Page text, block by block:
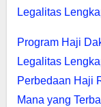
Legalitas
Program Haji
Legalitas
Perbedaan Haji
Mana yang